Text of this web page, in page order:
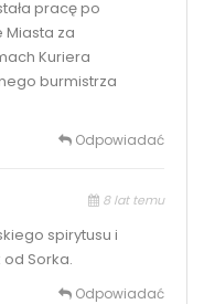
pracę po
Miasta za
Kuriera
burmistrza
Odpowiadać
8 lat temu
spirytusu i
Sorka.
Odpowiadać